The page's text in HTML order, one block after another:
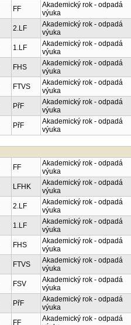
FF
Akademický rok - odpadá
výuka
2.LF
Akademický rok - odpadá
výuka
1.LF
Akademický rok - odpadá
výuka
FHS
Akademický rok - odpadá
výuka
FTVS
Akademický rok - odpadá
výuka
PřF
Akademický rok - odpadá
výuka
PřF
Akademický rok - odpadá
výuka
FF
Akademický rok - odpadá
výuka
LFHK
Akademický rok - odpadá
výuka
2.LF
Akademický rok - odpadá
výuka
1.LF
Akademický rok - odpadá
výuka
FHS
Akademický rok - odpadá
výuka
FTVS
Akademický rok - odpadá
výuka
FSV
Akademický rok - odpadá
výuka
PřF
Akademický rok - odpadá
výuka
FF
Akademický rok - odpadá